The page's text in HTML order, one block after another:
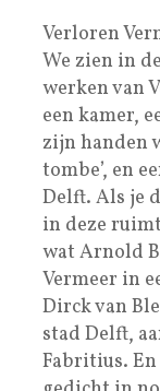
Verloren
We zien in
werken van
een kamer,
zijn handen
tombe’, en
Delft. Als je
in deze
wat Arnold
Vermeer in
Dirck van
stad Delft,
Fabritius.